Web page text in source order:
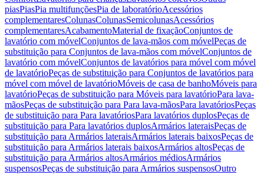
piasPiasPia multifunçõesPia de laboratórioAcessórios
complementaresColunasColunasSemicolunasAcessórios
complementaresAcabamentoMaterial de fixaçãoConjuntos de
lavatório com móvelConjuntos de lava-mãos com móvelPeças de
substituição para Conjuntos de lava-mãos com móvelConjuntos de
lavatório com móvelConjuntos de lavatórios para móvel com móvel
de lavatórioPeças de substituição para Conjuntos de lavatórios para
móvel com móvel de lavatórioMóveis de casa de banhoMóveis para
lavatórioPeças de substituição para Móveis para lavatórioPara lava-
mãosPeças de substituição para Para lava-mãosPara lavatóriosPeças
de substituição para Para lavatóriosPara lavatórios duplosPeças de
substituição para Para lavatórios duplosArmários lateraisPeças de
substituição para Armários lateraisArmários laterais baixosPeças de
substituição para Armários laterais baixosArmários altosPeças de
substituição para Armários altosArmários médiosArmários
suspensosPeças de substituição para Armários suspensosOutro